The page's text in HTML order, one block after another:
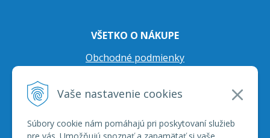
Vaše nastavenie cookies
Súbory cookie nám pomáhajú pri poskytovaní služieb
VŠETKO O NÁKUPE
Obchodné podmienky
Prepravné podmienky